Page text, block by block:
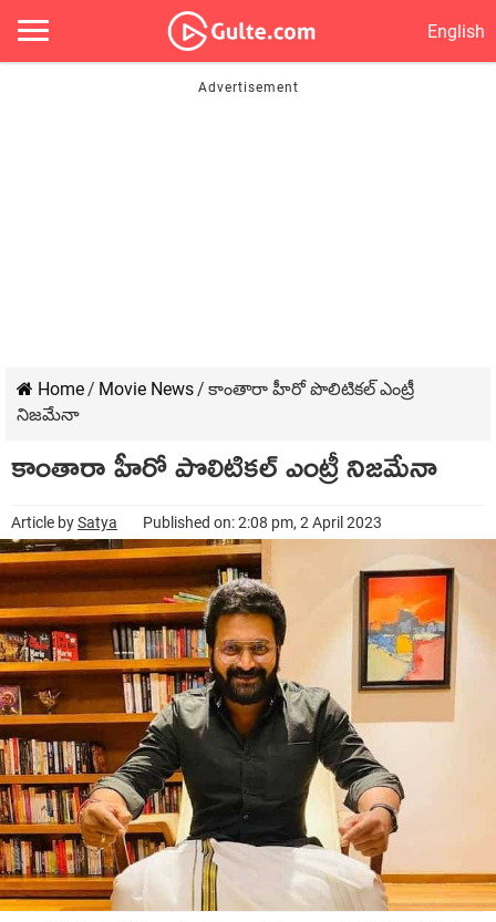
English
Home/ Movie News/ కాంతారా హీరో పొలిటికల్ ఎంట్రీ
నిజమేనా
కాంతారా హీరో పొలిటికల్ ఎంట్రీ నిజమేనా
Article bySatya Published on: 2:08 pm, 2 April 2023